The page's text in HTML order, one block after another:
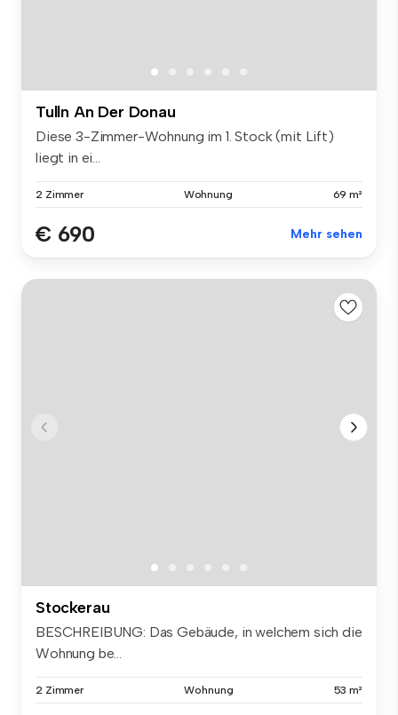
Tulln An Der Donau
Diese 3-Zimmer-Wohnung im 1. Stock (mit Lift)
liegt in ei...
2 Zimmer Wohnung 69 m²
€ 690 Mehr sehen
Stockerau
BESCHREIBUNG: Das Gebäude, in welchem sich die
Wohnung be...
2 Zimmer Wohnung 53 m²